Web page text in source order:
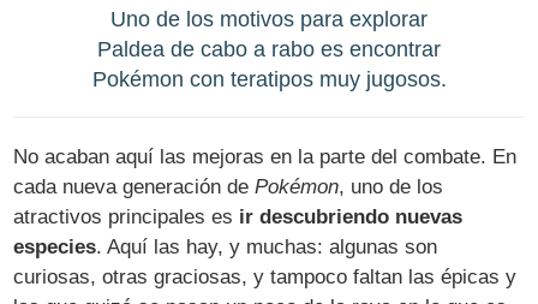
Uno de los motivos para explorar
Paldea de cabo a rabo es encontrar
Pokémon con teratipos muy jugosos.
No acaban aquí las mejoras en la parte del combate. En
cada nueva generación dePokémon, uno de los
atractivos principales es ir descubriendo nuevas
especies. Aquí las hay, y muchas: algunas son
curiosas, otras graciosas, y tampoco faltan las épicas y